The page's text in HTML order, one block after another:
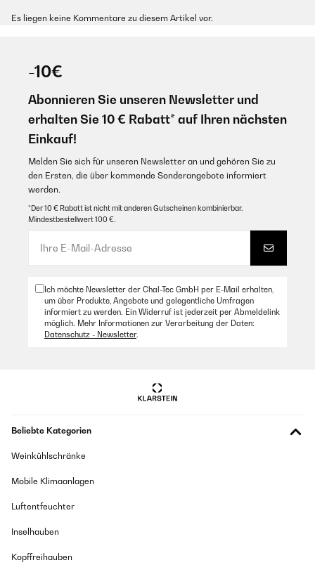
Es liegen keine Kommentare zu diesem Artikel vor.
-10€
Abonnieren Sie unseren Newsletter und
erhalten Sie 10 € Rabatt* auf Ihren nächsten
Einkauf!
Melden Sie sich für unseren Newsletter an und gehören Sie zu
den Ersten, die über kommende Sonderangebote informiert
werden.
*Der 10 € Rabatt ist nicht mit anderen Gutscheinen kombinierbar.
Mindestbestellwert 100 €.
Ich möchte Newsletter der Chal-Tec GmbH per E-Mail erhalten,
um über Produkte, Angebote und gelegentliche Umfragen
informiert zu werden. Ein Widerruf ist jederzeit per Abmeldelink
möglich. Mehr Informationen zur Verarbeitung der Daten:
Datenschutz - Newsletter.
Beliebte Kategorien
Weinkühlschränke
Mobile Klimaanlagen
Luftentfeuchter
Inselhauben
Kopffreihauben